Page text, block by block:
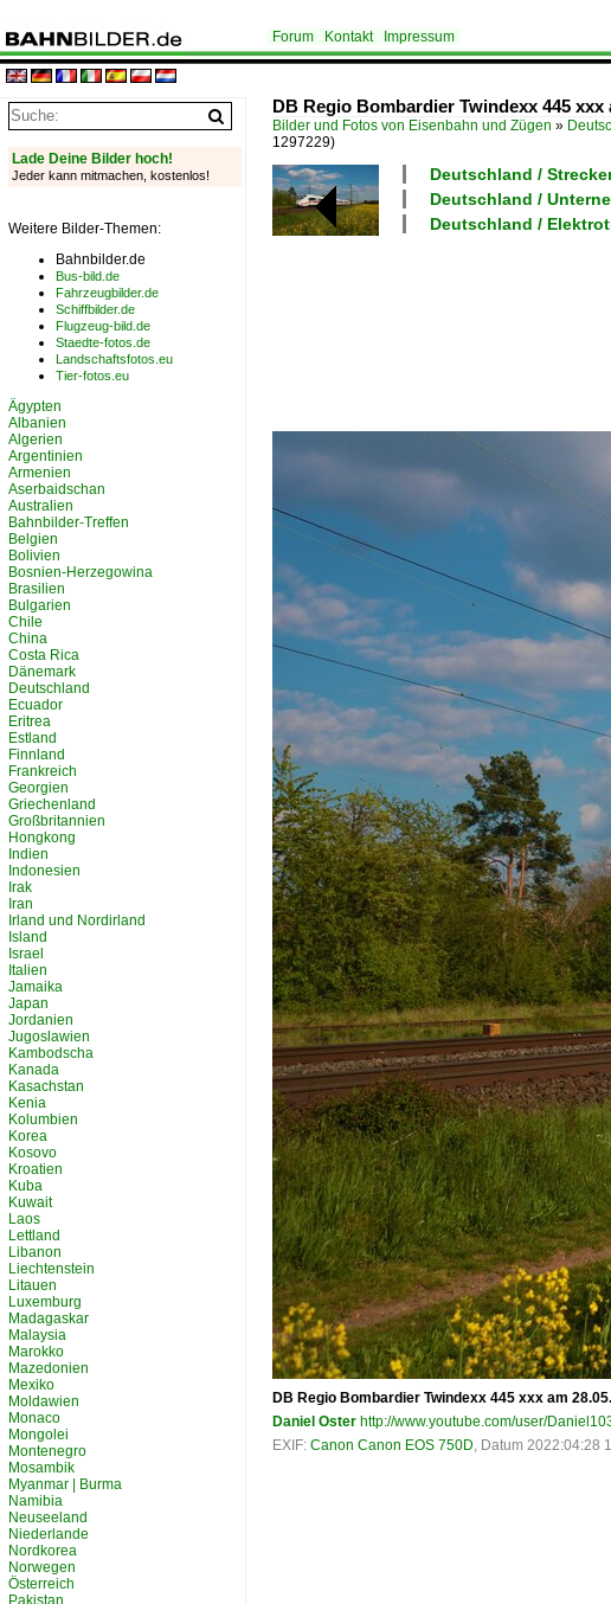
Forum Kontakt Impressum
DB Regio Bombardier Twindexx 445
Bilder und Fotos von Eisenbahn und Zügen »
1297229)
Deutschland /
Deutschland /
Deutschland /
DB Regio Bombardier Twindexx 445 xxx am
Daniel Oster http://www.youtube.com/user/
EXIF: Canon Canon EOS 750D, Datum 2022:04:28
Lade Deine Bilder hoch!
Jeder kann mitmachen, kostenlos!
Weitere Bilder-Themen:
Bahnbilder.de
Bus-bild.de
Fahrzeugbilder.de
Schiffbilder.de
Flugzeug-bild.de
Staedte-fotos.de
Landschaftsfotos.eu
Tier-fotos.eu
Ägypten
Albanien
Algerien
Argentinien
Armenien
Aserbaidschan
Australien
Bahnbilder-Treffen
Belgien
Bolivien
Bosnien-Herzegowina
Brasilien
Bulgarien
Chile
China
Costa Rica
Dänemark
Deutschland
Ecuador
Eritrea
Estland
Finnland
Frankreich
Georgien
Griechenland
Großbritannien
Hongkong
Indien
Indonesien
Irak
Iran
Irland und Nordirland
Island
Israel
Italien
Jamaika
Japan
Jordanien
Jugoslawien
Kambodscha
Kanada
Kasachstan
Kenia
Kolumbien
Korea
Kosovo
Kroatien
Kuba
Kuwait
Laos
Lettland
Libanon
Liechtenstein
Litauen
Luxemburg
Madagaskar
Malaysia
Marokko
Mazedonien
Mexiko
Moldawien
Monaco
Mongolei
Montenegro
Mosambik
Myanmar | Burma
Namibia
Neuseeland
Niederlande
Nordkorea
Norwegen
Österreich
Pakistan